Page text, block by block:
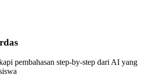
pembahasan step-by-step dari AI yang